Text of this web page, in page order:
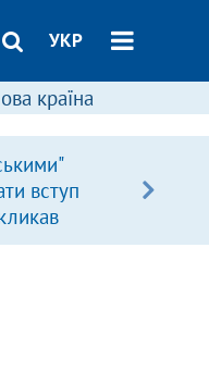
УКР
країна
вступ